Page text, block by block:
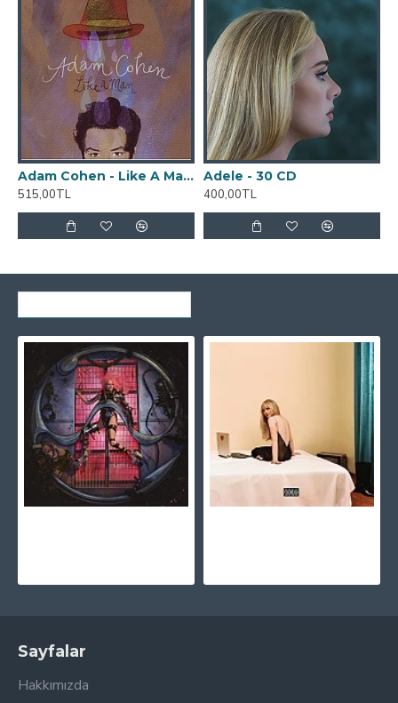
Adam Cohen - Like A Man CD
515,00TL
Adele - 30 CD
400,00TL
Sayfalar
Hakkımızda